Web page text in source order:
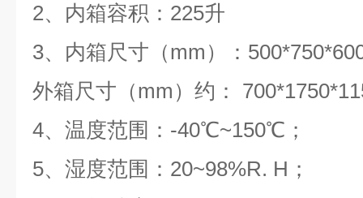
2、内箱容积：225升
3、内箱尺寸（mm）：
外箱尺寸（mm）约：
4、温度范围：-40℃~150℃；
5、湿度范围：20~98%R. H；